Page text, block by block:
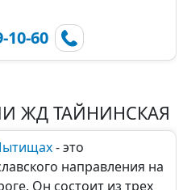
10-60
ЖД ТАЙНИНСКАЯ
- это
направления на
Он состоит из трех